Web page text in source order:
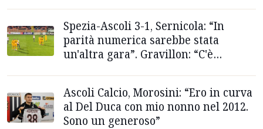
Spezia-Ascoli 3-1, Sernicola: “In
parità numerica sarebbe stata
un'altra gara”. Gravillon: “C'è
Ascoli Calcio, Morosini: “Ero in curva
al Del Duca con mio nonno nel 2012.
Sono un generoso”